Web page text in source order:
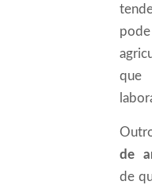
que
de
de